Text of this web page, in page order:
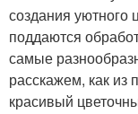
создания уютного
поддаются
самые
расскажем, как из
красивый